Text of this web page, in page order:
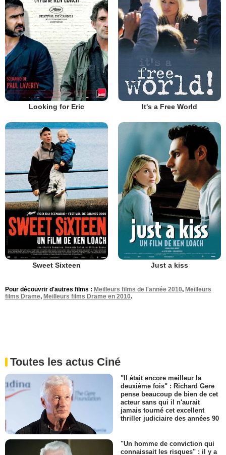
Looking for Eric It's a Free World
Sweet Sixteen Just a kiss
Pour découvrir d'autres films : Meilleurs films de l'année 2010, Meilleurs
films Drame, Meilleurs films Drame en 2010.
Toutes les actus Ciné
"Il était encore meilleur la
deuxième fois" : Richard Gere
pense beaucoup de bien de cet
acteur sans qui il n'aurait
jamais tourné cet excellent
thriller judiciaire des années 90
"Un homme de conviction qui
connaissait les risques" : il y a